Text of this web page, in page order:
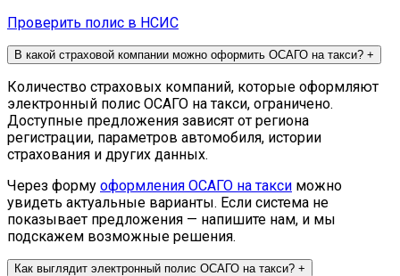
Проверить полис в НСИС
В какой страховой компании можно оформить ОСАГО на такси? +
Количество страховых компаний, которые оформляют
электронный полис ОСАГО на такси, ограничено.
Доступные предложения зависят от региона
регистрации, параметров автомобиля, истории
страхования и других данных.
Через форму оформления ОСАГО на такси можно
увидеть актуальные варианты. Если система не
показывает предложения — напишите нам, и мы
подскажем возможные решения.
Как выглядит электронный полис ОСАГО на такси? +